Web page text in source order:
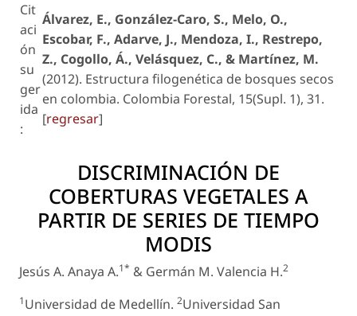
Cit
aci
ón
su
ger
ida
:
Álvarez, E., González-Caro, S., Melo, O.,
Escobar, F., Adarve, J., Mendoza, I., Restrepo,
Z., Cogollo, Á., Velásquez, C., & Martínez, M.
(2012). Estructura filogenética de bosques secos
en colombia. Colombia Forestal, 15(Supl. 1), 31.
[regresar]
DISCRIMINACIÓN DE
COBERTURAS VEGETALES A
PARTIR DE SERIES DE TIEMPO
MODIS
Jesús A. Anaya A.1* & Germán M. Valencia H.2
1Universidad de Medellín. 2Universidad San